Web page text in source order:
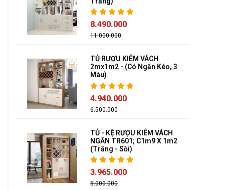
8.490.000
11.000.000
TỦ RƯỢU KIÊM VÁCH
2mx1m2 - (Có Ngăn Kéo, 3
Màu)
4.940.000
6.500.000
TỦ - KỆ RƯỢU KIÊM VÁCH
NGĂN TR601; C1m9 X 1m2
(Trắng - Sồi)
3.965.000
5.000.000